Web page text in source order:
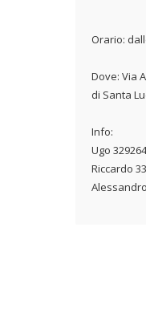
Orario:
Dove: Via
di Santa
Info:
Ugo
Riccardo